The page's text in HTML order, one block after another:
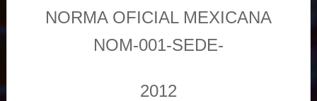
NORMA OFICIAL MEXICANA
NOM-001-SEDE-
2012